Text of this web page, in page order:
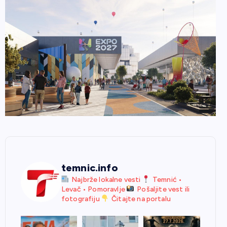
temnic.info
Najbrže lokalne vesti
Temnić •
Levač • Pomoravlje
Pošaljite vest ili
fotografiju
Čitajte na portalu